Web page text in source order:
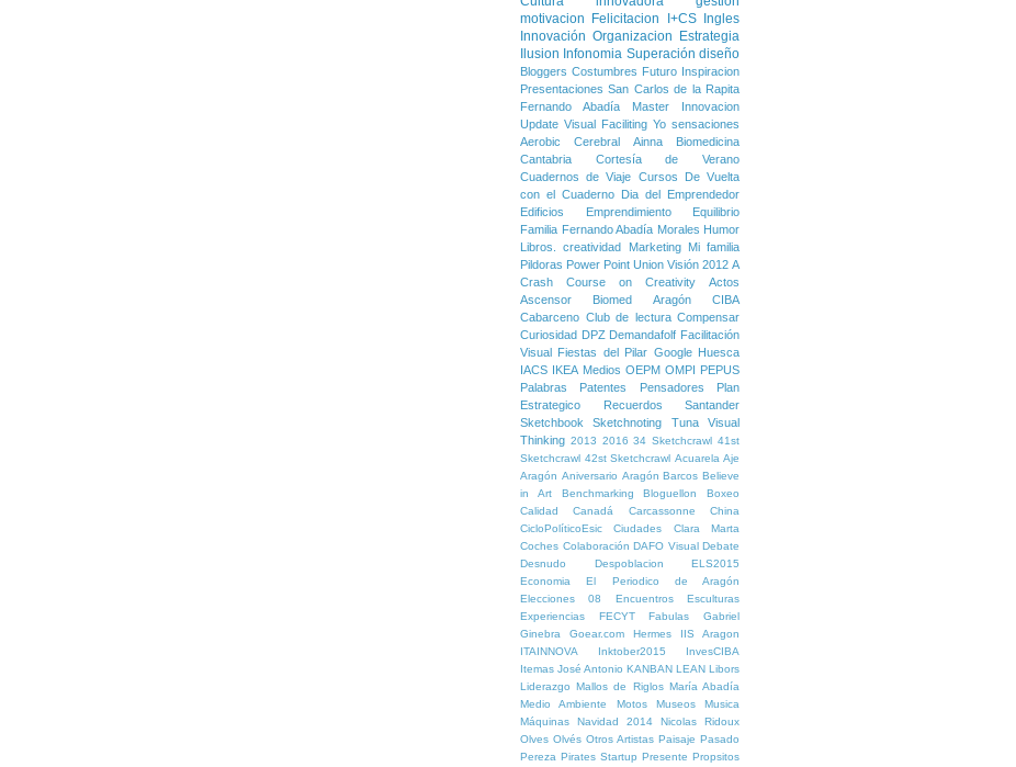
motivacion
Felicitacion I+CS
Ingles
Innovación Organizacion
Estrategia
Ilusion Infonomia Superación diseño
Bloggers Costumbres Futuro Inspiracion
Presentaciones San Carlos de la Rapita
Fernando Abadía
Master Innovacion
Update Visual Faciliting Yo sensaciones
Aerobic Cerebral
Ainna
Biomedicina
Cantabria
Cortesía de Verano
Cuadernos de Viaje Cursos
De Vuelta
con el Cuaderno Dia del Emprendedor
Edificios
Emprendimiento
Equilibrio
Familia Fernando Abadía Morales Humor
Libros. creatividad
Marketing
Mi familia
Pildoras Power Point Union Visión 2012 A
Crash Course on Creativity
Actos
Ascensor
Biomed Aragón
CIBA
Cabarceno Club de lectura Compensar
Curiosidad DPZ Demandafolf Facilitación
Visual Fiestas del Pilar Google Huesca
IACS IKEA Medios OEPM OMPI PEPUS
Palabras
Patentes Pensadores
Plan
Estrategico
Recuerdos
Santander
Sketchbook
Sketchnoting Tuna
Visual
Thinking 2013 2016 34 Sketchcrawl 41st
Sketchcrawl 42st Sketchcrawl Acuarela Aje
Aragón Aniversario Aragón Barcos Believe
in Art
Benchmarking Bloguellon
Boxeo
Calidad
Canadá Carcassonne
China
CicloPolíticoEsic
Ciudades
Clara Marta
Coches Colaboración DAFO Visual Debate
Desnudo
Despoblacion
ELS2015
Economia
El Periodico de Aragón
Elecciones 08
Encuentros
Esculturas
Experiencias
FECYT Fabulas
Gabriel
Ginebra
Goear.com Hermes
IIS Aragon
ITAINNOVA
Inktober2015
InvesCIBA
Itemas José Antonio KANBAN LEAN Libors
Liderazgo Mallos de Riglos María Abadía
Medio Ambiente
Motos Museos
Musica
Máquinas
Navidad 2014
Nicolas Ridoux
Olves Olvés Otros Artistas Paisaje Pasado
Pereza Pirates Startup Presente Propsitos